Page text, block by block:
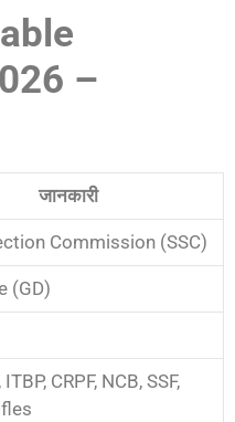
–
जानकारी
Commission (SSC)
(GD)
ITBP, CRPF, NCB, SSF,